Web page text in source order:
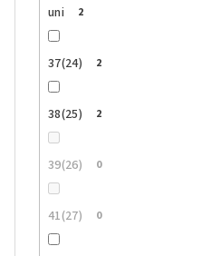
uni 2
37(24) 2
38(25) 2
39(26) 0
41(27) 0